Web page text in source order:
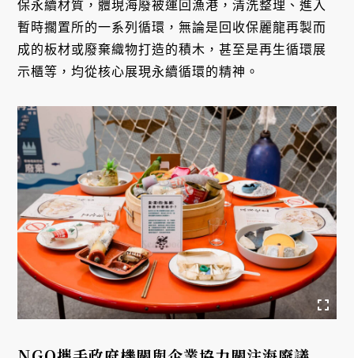
保永續材質，體現海廢被運回漁港，清洗整理、進入
暫時擱置所的一系列循環，無論是回收保麗龍再製而
成的板材或廢棄織物打造的積木，甚至是再生循環展
示櫃等，均從核心展現永續循環的精神。